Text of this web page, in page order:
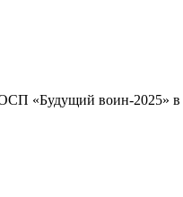
«Будущий воин-2025» в